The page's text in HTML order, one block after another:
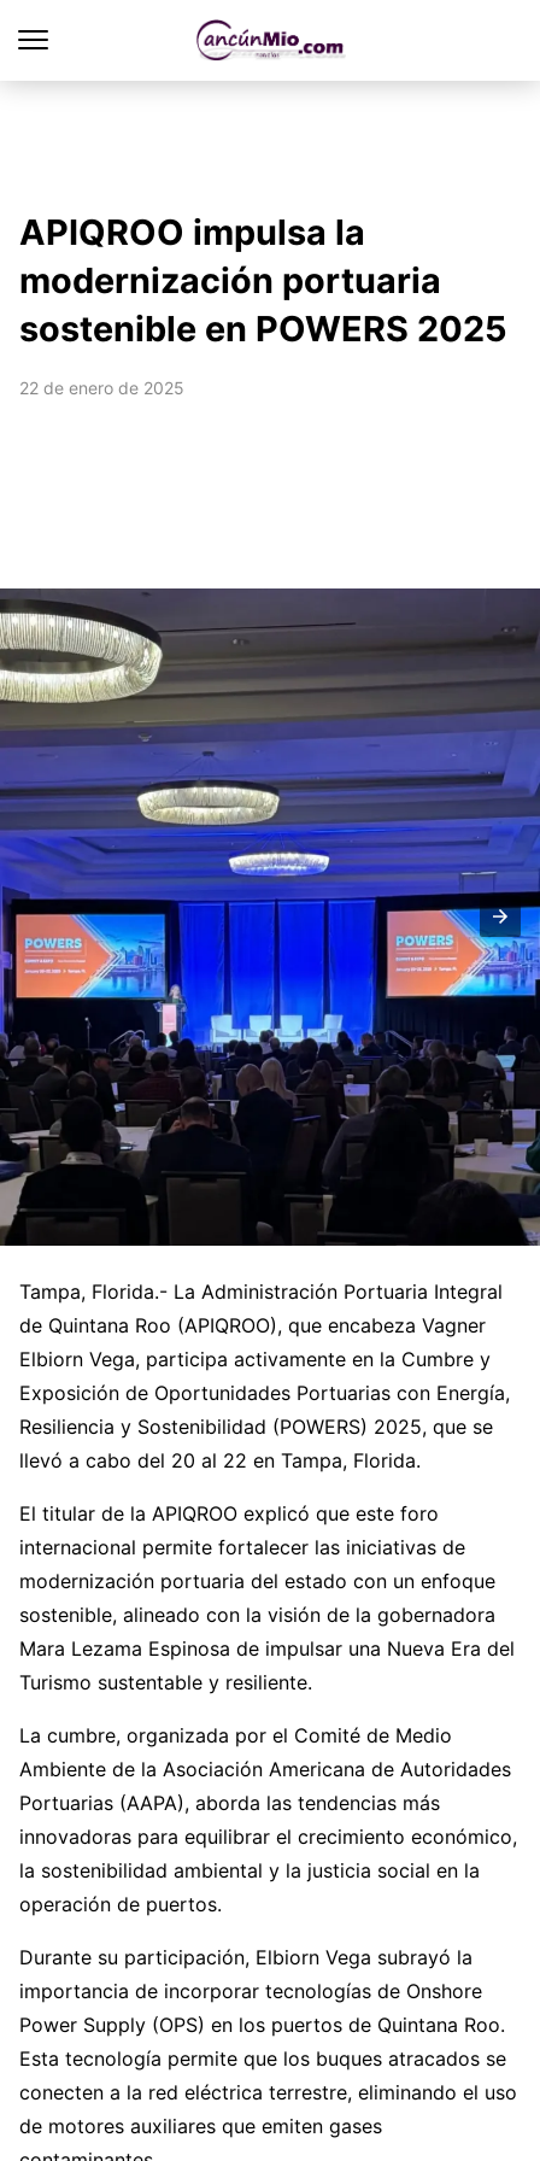
APIQROO impulsa la
modernización portuaria
sostenible en POWERS 2025
22 de enero de 2025
Tampa, Florida.- La Administración Portuaria Integral
de Quintana Roo (APIQROO), que encabeza Vagner
Elbiorn Vega, participa activamente en la Cumbre y
Exposición de Oportunidades Portuarias con Energía,
Resiliencia y Sostenibilidad (POWERS) 2025, que se
llevó a cabo del 20 al 22 en Tampa, Florida.
El titular de la APIQROO explicó que este foro
internacional permite fortalecer las iniciativas de
modernización portuaria del estado con un enfoque
sostenible, alineado con la visión de la gobernadora
Mara Lezama Espinosa de impulsar una Nueva Era del
Turismo sustentable y resiliente.
La cumbre, organizada por el Comité de Medio
Ambiente de la Asociación Americana de Autoridades
Portuarias (AAPA), aborda las tendencias más
innovadoras para equilibrar el crecimiento económico,
la sostenibilidad ambiental y la justicia social en la
operación de puertos.
Durante su participación, Elbiorn Vega subrayó la
importancia de incorporar tecnologías de Onshore
Power Supply (OPS) en los puertos de Quintana Roo.
Esta tecnología permite que los buques atracados se
conecten a la red eléctrica terrestre, eliminando el uso
de motores auxiliares que emiten gases